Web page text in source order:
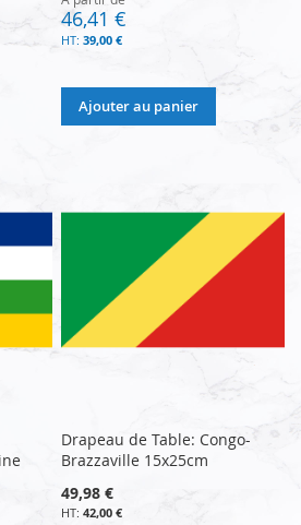
46,41 €
39,00 €
Ajouter au panier
Drapeau de Table: Congo-
Brazzaville 15x25cm
49,98 €
42,00 €